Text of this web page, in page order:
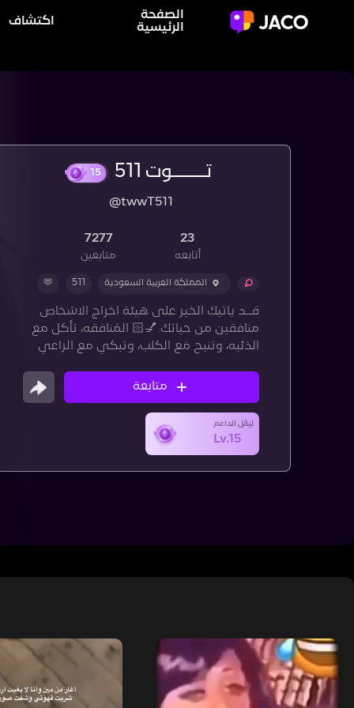
الصفحة
الرئيسية
اكتشاف
تـــــــوت 511
@twwT511
23
أتابعه
7277
متابعين
المملكة العربية السعودية 511
🫶
‏قــد ياتيك الخير على هيئة اخراج الاشخاص
منافقين من حياتك.💅🏻 ‏المُنافقه، تأكل مع
الذئبه، وتنبح مَع الكلب، وتبكي مع الراعي
متابعة
ليڤل الداعم
Lv.15